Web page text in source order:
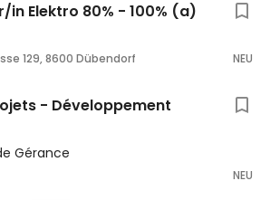
in Elektro 80% - 100% (a)
129, 8600 Dübendorf NEU
- Développement
Gérance
NEU